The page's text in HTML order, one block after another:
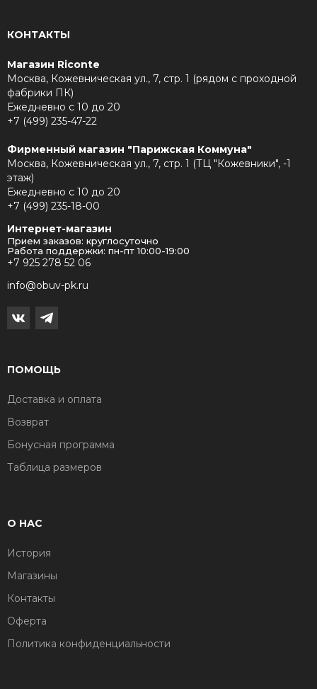
КОНТАКТЫ
Магазин Riconte
Москва, Кожевническая ул., 7, стр. 1 (рядом с проходной
фабрики ПК)
Ежедневно с 10 до 20
+7 (499) 235-47-22
Фирменный магазин "Парижская Коммуна"
Москва, Кожевническая ул., 7, стр. 1 (ТЦ "Кожевники", -1
этаж)
Ежедневно с 10 до 20
+7 (499) 235-18-00
Интернет-магазин
Прием заказов: круглосуточно
Работа поддержки: пн-пт 10:00-19:00
+7 925 278 52 06
info@obuv-pk.ru
ПОМОЩЬ
Доставка и оплата
Возврат
Бонусная программа
Таблица размеров
О НАС
История
Магазины
Контакты
Оферта
Политика конфиденциальности